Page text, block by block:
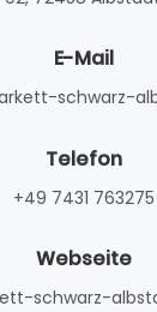
E-Mail
schwarz-
Telefon
+49 7431 763275
Webseite
schwarz-